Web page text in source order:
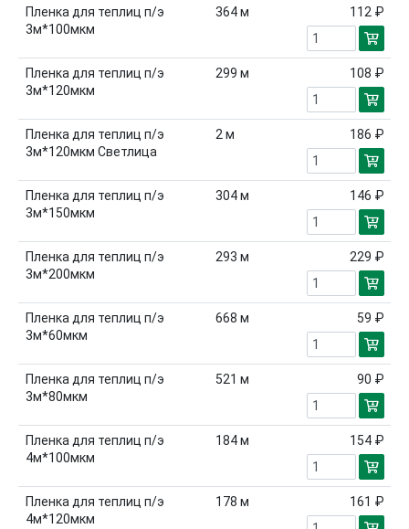
Пленка для теплиц п/э
3м*100мкм
364м 112 ₽
Пленка для теплиц п/э
3м*120мкм
299 м 108 ₽
Пленка для теплиц п/э
3м*120мкм Светлица
2м 186 ₽
Пленка для теплиц п/э
3м*150мкм
304м 146 ₽
Пленка для теплиц п/э
3м*200мкм
293 м 229 ₽
Пленка для теплиц п/э
3м*60мкм
668 м 59 ₽
Пленка для теплиц п/э
3м*80мкм
521 м 90 ₽
Пленка для теплиц п/э
4м*100мкм
184м 154 ₽
Пленка для теплиц п/э
4м*120мкм
178 м 161 ₽